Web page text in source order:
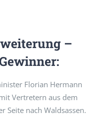
–
Florian Hermann
Vertretern aus dem
Seite nach Waldsassen.